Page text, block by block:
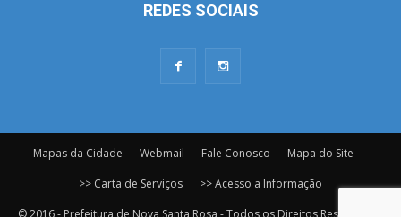
REDES SOCIAIS
Mapas da Cidade Webmail Fale Conosco
Mapa do Site
>> Carta de Serviços
>> Acesso a Informação